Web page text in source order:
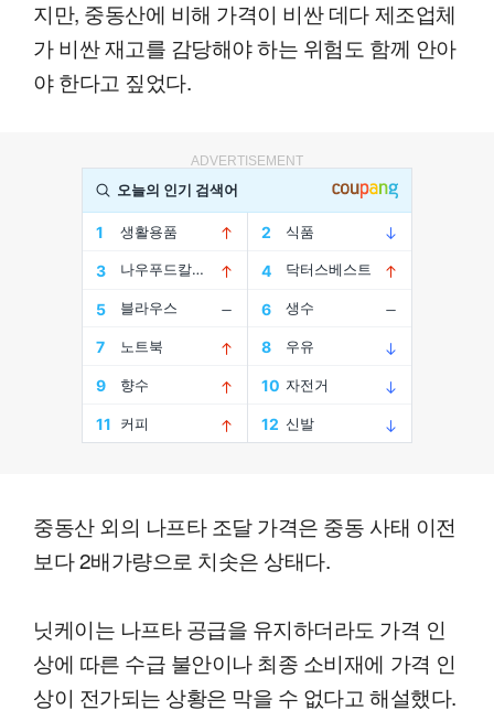
지만, 중동산에 비해 가격이 비싼 데다 제조업체
가 비싼 재고를 감당해야 하는 위험도 함께 안아
야 한다고 짚었다.
ADVERTISEMENT
중동산 외의 나프타 조달 가격은 중동 사태 이전
보다 2배가량으로 치솟은 상태다.
닛케이는 나프타 공급을 유지하더라도 가격 인
상에 따른 수급 불안이나 최종 소비재에 가격 인
상이 전가되는 상황은 막을 수 없다고 해설했다.